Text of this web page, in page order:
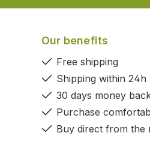
Our benefits
Free shipping
Shipping within 24h
30 days money
Purchase
Buy direct from the